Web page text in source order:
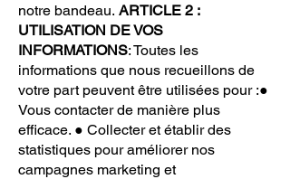
notre bandeau. ARTICLE 2 :
UTILISATION DE VOS
INFORMATIONS: Toutes les
informations que nous recueillons de
votre part peuvent être utilisées pour :●
Vous contacter de manière plus
efficace. ● Collecter et établir des
statistiques pour améliorer nos
campagnes marketing et